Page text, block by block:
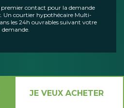
premier contact pour la demande
Un courtier hypothécaire Multi-
les 24h ouvrables suivant votre
demande.
JE VEUX ACHETER